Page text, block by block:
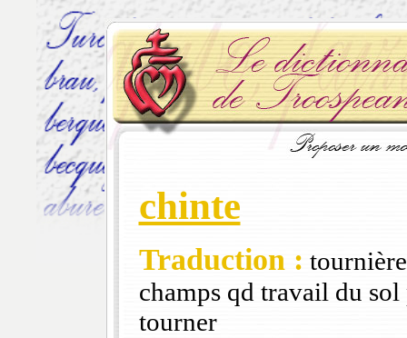
chinte
Traduction :
champs qd travail du
tourner